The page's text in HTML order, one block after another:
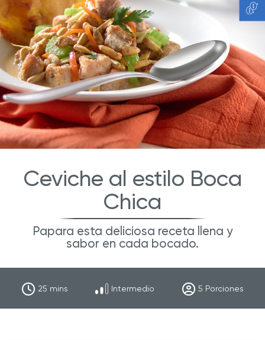
Ceviche al estilo Boca
Chica
Papara esta deliciosa receta llena y
sabor en cada bocado.
25 mins Intermedio 5 Porciones